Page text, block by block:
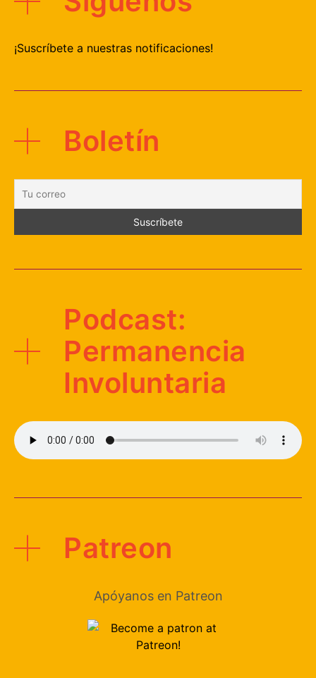
¡Suscríbete a nuestras notificaciones!
Boletín
Podcast:
Permanencia
Involuntaria
Patreon
Apóyanos en Patreon